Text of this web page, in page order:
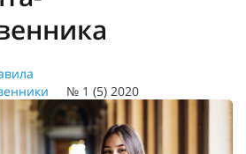
№ 1 (5) 2020